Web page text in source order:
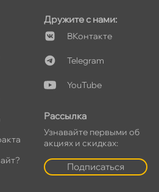
Дружите с нами:
Контакте
Telegram
YouTube
Рассылка
Узнавайте первыми о
акциях и скидках:
Подписаться